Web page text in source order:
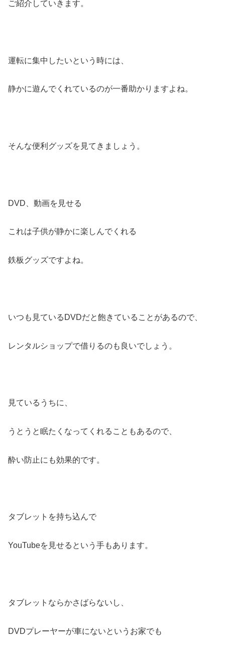
ご紹介していきます。
運転に集中したいという時には、
静かに遊んでくれているのが一番助かりますよね。
そんな便利グッズを見てきましょう。
DVD、動画を見せる
これは子供が静かに楽しんでくれる
鉄板グッズですよね。
いつも見ているDVDだと飽きていることがあるので、
レンタルショップで借りるのも良いでしょう。
見ているうちに、
うとうと眠たくなってくれることもあるので、
酔い防止にも効果的です。
タブレットを持ち込んで
YouTubeを見せるという手もあります。
タブレットならかさばらないし、
DVDプレーヤーが車にないというお家でも